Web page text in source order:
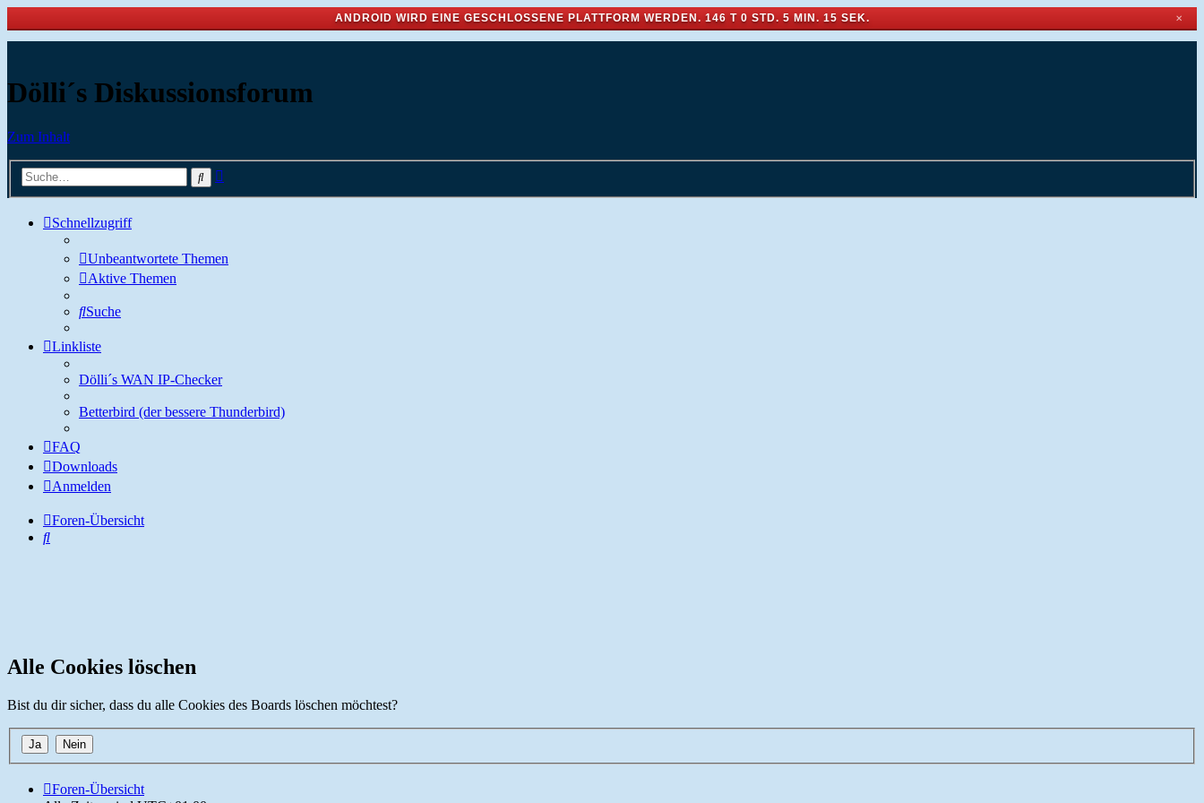
ANDROID WIRD EINE GESCHLOSSENE PLATTFORM WERDEN. 146 T 0 STD. 5 MIN. 15 SEK. ✕
Dölli´s Diskussionsforum
Zum Inhalt
Suche
Schnellzugriff
Unbeantwortete Themen
Aktive Themen
Suche
Linkliste
Dölli´s WAN IP-Checker
Betterbird (der bessere Thunderbird)
FAQ
Downloads
Anmelden
Foren-Übersicht
Suche
Alle Cookies löschen
Bist du dir sicher, dass du alle Cookies des Boards löschen möchtest?
Foren-Übersicht